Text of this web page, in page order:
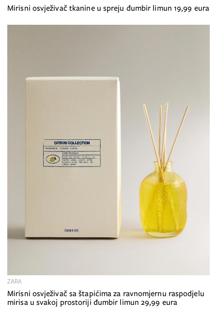
Mirisni osvježivač tkanine u spreju đumbir limun 19,99 eura
Mirisni osvježivač sa štapićima za ravnomjernu raspodjelu
mirisa u svakoj prostoriji đumbir limun 29,99 eura
ZARA